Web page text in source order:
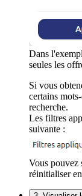
Dans
seules les
Si vous
certains
recherche.
Les filtres
suivante :
Vous pouvez
réinitialiser